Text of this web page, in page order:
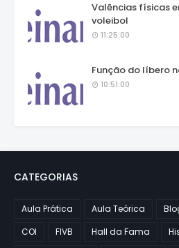
Valências físicas
voleibol
11:25:00
Função do líbero
10:51:00
CATEGORIAS
Aula Prática Aula Teórica
COI
FIVB Hall da Fama